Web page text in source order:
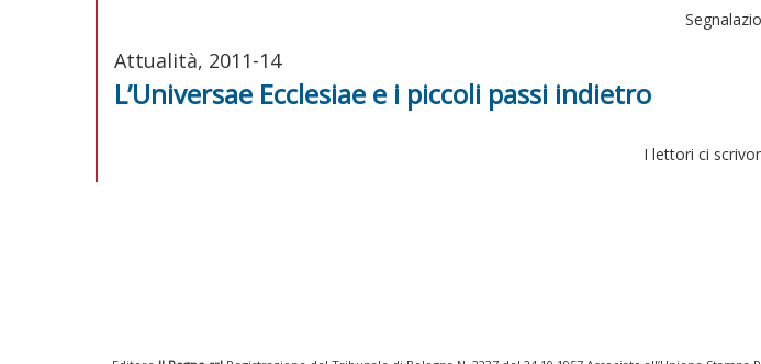
Attualità, 2011-14
L’Universae Ecclesiae e i piccoli passi indietro
I lettori ci